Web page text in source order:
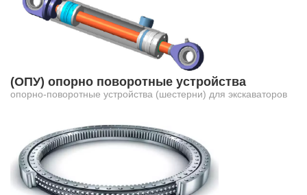
(ОПУ) опорно поворотные устройства
опорно-поворотные устройства (шестерни) для экскаваторов